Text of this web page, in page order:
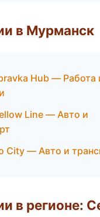
в Мурманск
Hub — Работа
Line — Авто и
City — Авто и
в регионе: